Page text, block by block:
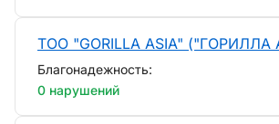
ТОО "GORILLA ASIA" ("ГОРИЛЛА
Благонадежность:
0 нарушений